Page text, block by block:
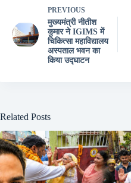
PREVIOUS
मुख्यमंत्री नीतीश
कुमार ने IGIMS में
चिकित्सा महाविद्यालय
अस्पताल भवन का
किया उद्घाटन
Related Posts